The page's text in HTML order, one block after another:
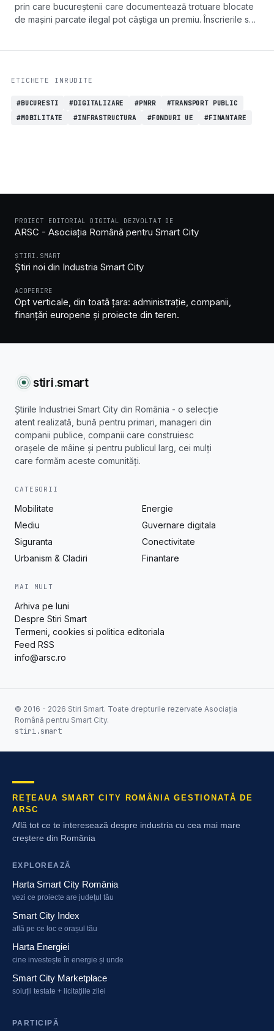
prin care bucureștenii care documentează trotuare blocate
de mașini parcate ilegal pot câștiga un premiu. Înscrierile se
ETICHETE INRUDITE
#BUCURESTI #DIGITALIZARE #PNRR
#TRANSPORT PUBLIC
#MOBILITATE
#INFRASTRUCTURA #FONDURI UE #FINANTARE
PROIECT EDITORIAL DIGITAL DEZVOLTAT DE
ARSC - Asociația Română pentru Smart City
ȘTIRI.SMART
Știri noi din Industria Smart City
ACOPERIRE
Opt verticale, din toată țara: administrație, companii,
finanțări europene și proiecte din teren.
stiri.smart
Știrile Industriei Smart City din România - o selecție
atent realizată, bună pentru primari, manageri din
companii publice, companii care construiesc
orașele de mâine și pentru publicul larg, cei mulți
care formăm aceste comunități.
CATEGORII
Mobilitate
Energie
Mediu
Guvernare digitala
Siguranta
Conectivitate
Urbanism & Cladiri
Finantare
MAI MULT
Arhiva pe luni
Despre Stiri Smart
Termeni, cookies si politica editoriala
Feed RSS
info@arsc.ro
© 2016 - 2026 Stiri Smart. Toate drepturile rezervate Asociația
Română pentru Smart City.
stiri.smart
REȚEAUA SMART CITY ROMÂNIA GESTIONATĂ DE
ARSC
Află tot ce te interesează despre industria cu cea mai mare
creștere din România
EXPLOREAZĂ
Harta Smart City România
vezi ce proiecte are județul tău
Smart City Index
află pe ce loc e orașul tău
Harta Energiei
cine investește în energie și unde
Smart City Marketplace
soluții testate + licitațiile zilei
PARTICIPĂ